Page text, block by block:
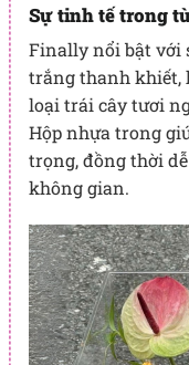
Sự tinh tế trong
Finally nổi bật với
trắng thanh khiết,
loại trái cây tươi
Hộp nhựa trong
trọng, đồng thời
không gian.